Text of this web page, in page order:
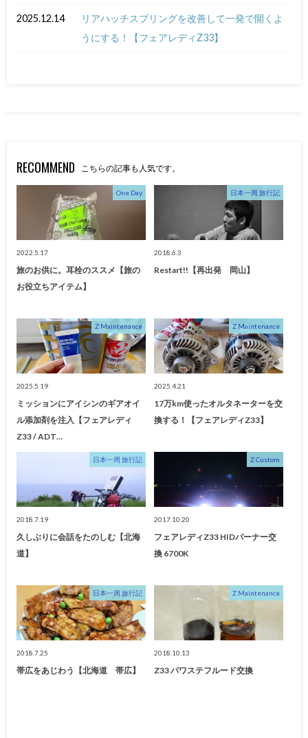
2025.12.14
リアハッチスプリングを改善して一発で開くよ
うにする！【フェアレディZ33】
RECOMMEND こちらの記事も人気です。
One Day
2022.5.17
旅のお供に。耳栓のススメ【旅の
お役立ちアイテム】
日本一周 旅行記
2018.6.3
Restart!!【再出発 岡山】
Z Maintenance
2025.5.19
ミッションにアイシンのギアオイ
ル添加剤を注入【フェアレディ
Z33 / ADT…
Z Maintenance
2025.4.21
17万km使ったオルタネーターを交
換する！【フェアレディZ33】
日本一周 旅行記
2018.7.19
久しぶりに会話をたのしむ【北海
道】
Z Custom
2017.10.20
フェアレディZ33 HIDバーナー交
換 6700K
日本一周 旅行記
2018.7.25
帯広をあじわう【北海道 帯広】
Z Maintenance
2018.10.13
Z33 パワステフルード交換